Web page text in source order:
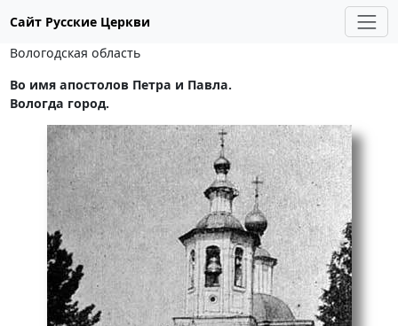
Сайт Русские Церкви
Вологодская область
Во имя апостолов Петра и Павла.
Вологда город.